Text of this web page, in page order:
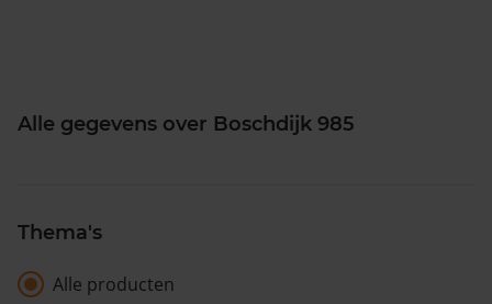
Alle gegevens over Boschdijk 985
Thema's
Alle producten